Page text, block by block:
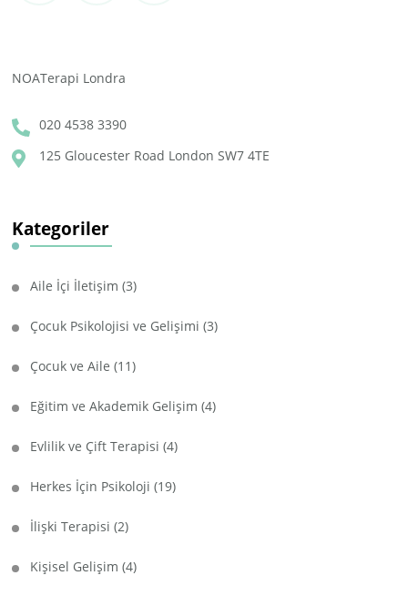
NOATerapi Londra
020 4538 3390
125 Gloucester Road London SW7 4TE
Kategoriler
Aile İçi İletişim (3)
Çocuk Psikolojisi ve Gelişimi (3)
Çocuk ve Aile (11)
Eğitim ve Akademik Gelişim (4)
Evlilik ve Çift Terapisi (4)
Herkes İçin Psikoloji (19)
İlişki Terapisi (2)
Kişisel Gelişim (4)